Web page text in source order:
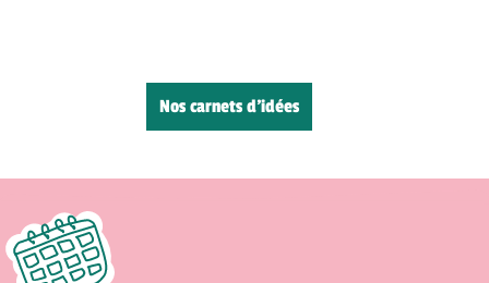
Nos carnets d’idées